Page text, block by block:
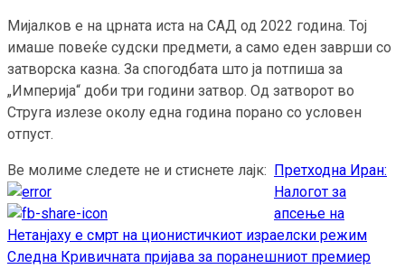
Мијалков е на црната иста на САД од 2022 година. Тој
имаше повеќе судски предмети, а само еден заврши со
затворска казна. За спогодбата што ја потпиша за
„Империја“ доби три години затвор. Од затворот во
Струга излезе околу една година порано со условен
отпуст.
Ве молиме следете не и стиснете лајк:
Continue
Reading
Претходна Иран:
Налогот за
апсење на
Нетанјаху е смрт на ционистичкиот израелски режим
Следна Кривичната пријава за поранешниот премиер